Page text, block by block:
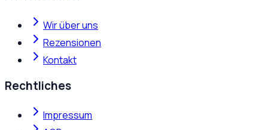
Wir über uns
Rezensionen
Kontakt
Rechtliches
Impressum